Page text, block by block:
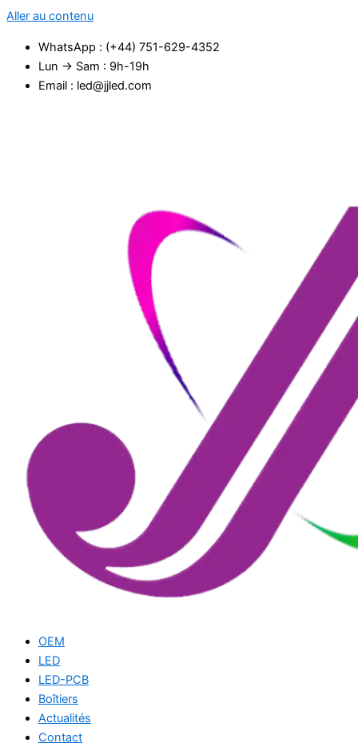
Aller au contenu
WhatsApp : (+44) 751-629-4352
Lun → Sam : 9h-19h
Email : led@jjled.com
OEM
LED
LED-PCB
Boîtiers
Actualités
Contact